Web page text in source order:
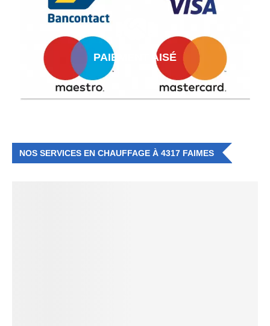
PAIEMENT AISÉ
NOS SERVICES EN CHAUFFAGE À 4317 FAIMES